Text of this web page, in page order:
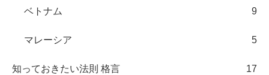
ベトナム 9
マレーシア 5
知っておきたい法則 格言 17